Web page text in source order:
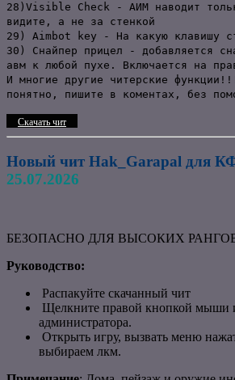
28)Visible Check - АИМ наводит
видите, а не за стенкой
29) Aimbot key - На какую клавишу
30) Снайпер прицел - добавляется
авм к любой пухе. Включается на
И многие другие читерские
понятно, пишите в коментах, без
Скачать чит
Новый чит Hak_Garapal для
25.07.2026
БЕЗОПАСНО ДЛЯ ВЫСОКИХ
Руководство:
Распакуйте скачанный чит
Щелкните правой кнопкой мыши
администратора.
Открыть игру, вызвать меню
выбираем лкм.